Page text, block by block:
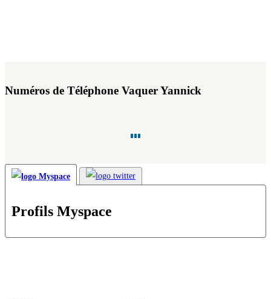
Numéros de Téléphone Vaquer Yannick
Profils Myspace